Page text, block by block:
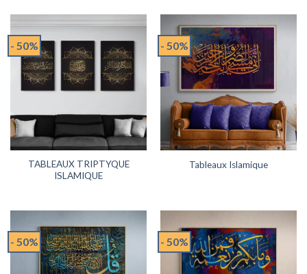
- 50%
TABLEAUX TRIPTYQUE
ISLAMIQUE
- 50%
Tableaux Islamique
- 50% - 50%